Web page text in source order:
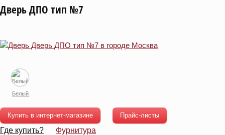
Дверь ДПО тип №7
Белый
Купить в интернет-магазине Прайс-листы
Где купить? Фурнитура